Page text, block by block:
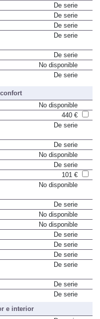
De serie
De serie
De serie
De serie
De serie
No disponible
De serie
No disponible
440 €
De serie
De serie
No disponible
De serie
101 €
No disponible
De serie
No disponible
No disponible
De serie
De serie
De serie
De serie
De serie
De serie
e interior